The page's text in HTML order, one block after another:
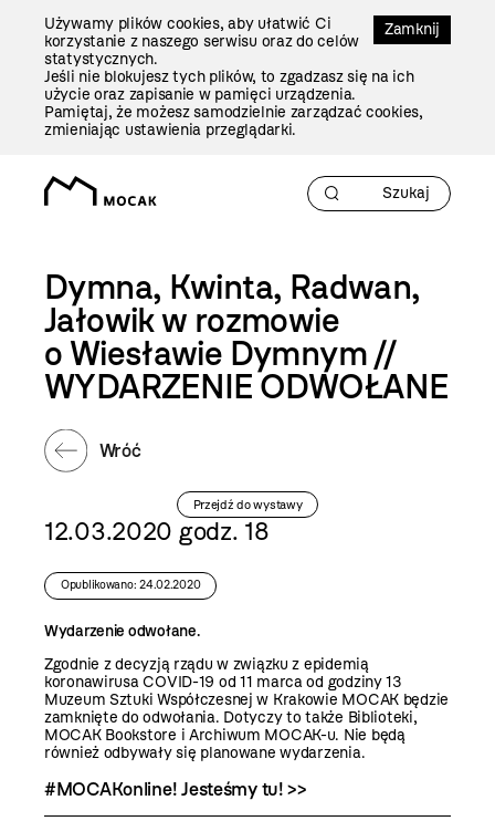
Zamknij
Używamy plików cookies, aby ułatwić Ci
korzystanie z naszego serwisu oraz do celów
statystycznych.
Jeśli nie blokujesz tych plików, to zgadzasz się na ich
użycie oraz zapisanie w pamięci urządzenia.
Pamiętaj, że możesz samodzielnie zarządzać cookies,
zmieniając ustawienia przeglądarki.
Dymna, Kwinta, Radwan,
Jałowik w rozmowie
o Wiesławie Dymnym //
WYDARZENIE ODWOŁANE
Wróć
Przejdź do wystawy
12.03.2020 godz. 18
Opublikowano: 24.02.2020
Wydarzenie odwołane.
Zgodnie z decyzją rządu w związku z epidemią
koronawirusa COVID-19 od 11 marca od godziny 13
Muzeum Sztuki Współczesnej w Krakowie MOCAK będzie
zamknięte do odwołania. Dotyczy to także Biblioteki,
MOCAK Bookstore i Archiwum MOCAK-u. Nie będą
również odbywały się planowane wydarzenia.
#MOCAKonline! Jesteśmy tu! >>